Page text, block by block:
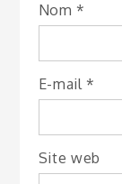
Nom *
E-mail *
Site web